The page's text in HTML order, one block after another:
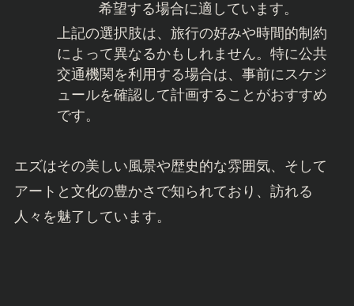
希望する場合に適しています。
上記の選択肢は、旅行の好みや時間的制約
によって異なるかもしれません。特に公共
交通機関を利用する場合は、事前にスケジ
ュールを確認して計画することがおすすめ
です。
エズはその美しい風景や歴史的な雰囲気、そして
アートと文化の豊かさで知られており、訪れる
人々を魅了しています。